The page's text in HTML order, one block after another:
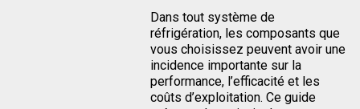
Dans tout système de
réfrigération, les composants que
vous choisissez peuvent avoir une
incidence importante sur la
performance, l’efficacité et les
coûts d’exploitation. Ce guide